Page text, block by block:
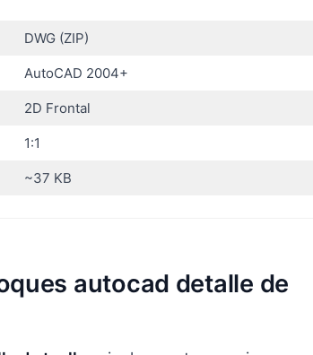
DWG (ZIP)
AutoCAD 2004+
2D Frontal
1:1
~37 KB
autocad detalle de